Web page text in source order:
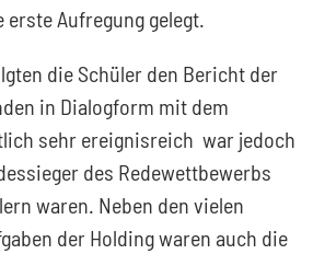
erste Aufregung gelegt.
die Schüler den Bericht der
in Dialogform mit dem
sehr ereignisreich war jedoch
des Redewettbewerbs
waren. Neben den vielen
der Holding waren auch die